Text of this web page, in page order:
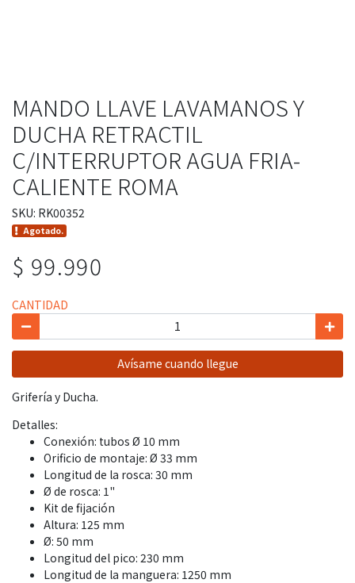
MANDO LLAVE LAVAMANOS Y
DUCHA RETRACTIL
C/INTERRUPTOR AGUA FRIA-
CALIENTE ROMA
SKU: RK00352
Agotado.
$ 99.990
CANTIDAD
Avísame cuando llegue
Grifería y Ducha.
Detalles:
Conexión: tubos Ø 10 mm
Orificio de montaje: Ø 33 mm
Longitud de la rosca: 30 mm
Ø de rosca: 1"
Kit de fijación
Altura: 125 mm
Ø: 50 mm
Longitud del pico: 230 mm
Longitud de la manguera: 1250 mm